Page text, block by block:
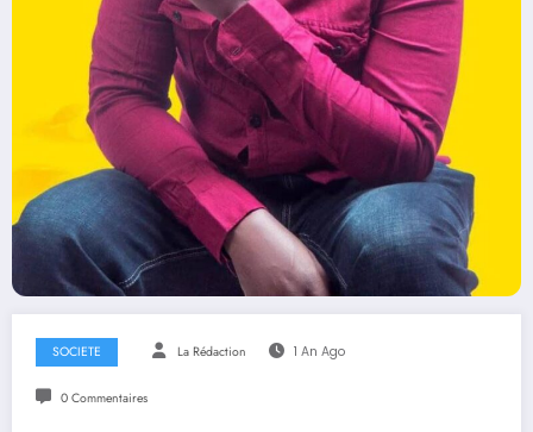
SOCIETE La Rédaction 1 An Ago
0 Commentaires